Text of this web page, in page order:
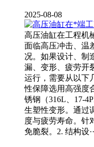
2025-08-08
高压油缸在工程机
面临高压冲击、温
况。如果设计、制
漏、变形、疲劳开
运行，需要从以下
性保障选用高强度
锈钢（316L、17-
生塑性变形。通过
度与疲劳寿命。针
免脆裂。2. 结构设